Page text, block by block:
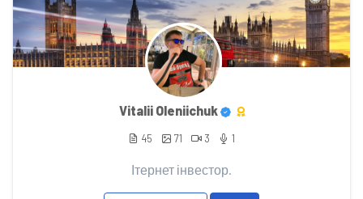
Vitalii Oleniichuk
45 71 3 1
Ітернет інвестор.